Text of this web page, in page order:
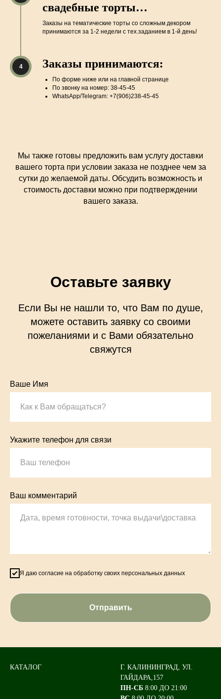
свадебные торты…
Заказы на тематические торты со сложным декором
принимаются за 1-2 недели с тех.заданием в 1-й день!
Заказы принимаются:
По форме ниже или на главной странице
По звонку на номер: 38-45-45
WhatsApp/Telegram: +7(906)238-45-45
Мы также готовы предложить вам услугу доставки
вашего торта при условии заказа не позднее чем за
сутки до желаемой даты. Обсудить возможность и
стоимость доставки можно при подтверждении
вашего заказа.
Оставьте заявку
Если Вы не нашли то, что Вам по душе,
можете оставить заявку со своими
пожеланиями и с Вами обязательно
свяжутся
Ваше Имя
Укажите телефон для связи
Ваш комментарий
Я даю согласие на обработку своих персональных данных
Отправить
КАТАЛОГ
Г. КАЛИНИНГРАД, УЛ.
ГАЙДАРА,157
ПН-СБ 8:00 ДО 21:00